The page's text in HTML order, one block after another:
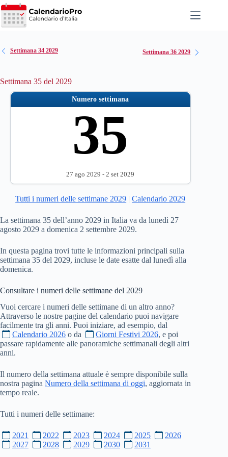
Salta
al
contenuto
Settimana 34 2029 Settimana 36 2029
Settimana 35 del 2029
Numero settimana
35
27 ago 2029 - 2 set 2029
Tutti i numeri delle settimane 2029 |Calendario 2029
La settimana 35 dell’anno 2029 in Italia va da lunedì 27
agosto 2029 a domenica 2 settembre 2029.
In questa pagina trovi tutte le informazioni principali sulla
settimana 35 del 2029, incluse le date esatte dal lunedì alla
domenica.
Consultare i numeri delle settimane del 2029
Vuoi cercare i numeri delle settimane di un altro anno?
Attraverso le nostre pagine del calendario puoi navigare
facilmente tra gli anni. Puoi iniziare, ad esempio, dal
Calendario 2026 o da Giorni Festivi 2026, e poi
passare rapidamente alle panoramiche settimanali degli altri
anni.
Il numero della settimana attuale è sempre disponibile sulla
nostra pagina Numero della settimana di oggi, aggiornata in
tempo reale.
Tutti i numeri delle settimane:
2021 2022 2023 2024 2025
2026
2027
2028 2029 2030 2031